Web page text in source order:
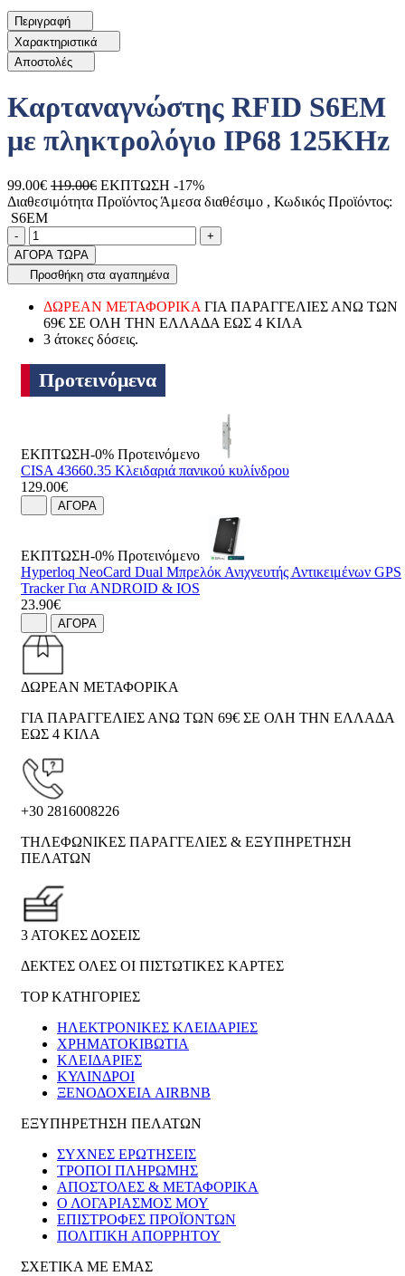
Περιγραφή
Χαρακτηριστικά
Αποστολές
Καρταναγνώστης RFID S6EM
με πληκτρολόγιο IP68 125KHz
99.00€ 119.00€ ΕΚΠΤΩΣΗ -17%
Διαθεσιμότητα Προϊόντος Άμεσα διαθέσιμο , Κωδικός Προϊόντος:
S6EM
Ποσότητα
-product.increase.quantity +
ΑΓΟΡΑ ΤΩΡΑ
Προσθήκη στα αγαπημένα
ΔΩΡΕΑΝ ΜΕΤΑΦΟΡΙΚΑ ΓΙΑ ΠΑΡΑΓΓΕΛΙΕΣ ΑΝΩ ΤΩΝ
69€ ΣΕ ΟΛΗ ΤΗΝ ΕΛΛΑΔΑ ΕΩΣ 4 ΚΙΛΑ
3 άτοκες δόσεις.
Προτεινόμενα
ΕΚΠΤΩΣΗ-0% Προτεινόμενο
CISA 43660.35 Κλειδαριά πανικού κυλίνδρου
129.00€
ΑΓΟΡΑ
ΕΚΠΤΩΣΗ-0% Προτεινόμενο
Hyperloq NeoCard Dual Μπρελόκ Ανιχνευτής Αντικειμένων GPS
Tracker Για ANDROID & IOS
23.90€
ΑΓΟΡΑ
ΔΩΡΕΑΝ ΜΕΤΑΦΟΡΙΚΑ
ΓΙΑ ΠΑΡΑΓΓΕΛΙΕΣ ΑΝΩ ΤΩΝ 69€ ΣΕ ΟΛΗ ΤΗΝ ΕΛΛΑΔΑ
ΕΩΣ 4 ΚΙΛΑ
+30 2816008226
ΤΗΛΕΦΩΝΙΚΕΣ ΠΑΡΑΓΓΕΛΙΕΣ & ΕΞΥΠΗΡΕΤΗΣΗ
ΠΕΛΑΤΩΝ
3 ΑΤΟΚΕΣ ΔΟΣΕΙΣ
ΔΕΚΤΕΣ ΟΛΕΣ ΟΙ ΠΙΣΤΩΤΙΚΕΣ ΚΑΡΤΕΣ
TOP ΚΑΤΗΓΟΡΙΕΣ
ΗΛΕΚΤΡΟΝΙΚΈΣ ΚΛΕΙΔΑΡΙΈΣ
ΧΡΗΜΑΤΟΚΙΒΏΤΙΑ
ΚΛΕΙΔΑΡΙΈΣ
ΚΎΛΙΝΔΡΟΙ
ΞΕΝΟΔΟΧΕΊΑ AIRBNB
ΕΞΥΠΗΡΕΤΗΣΗ ΠΕΛΑΤΩΝ
ΣΥΧΝΕΣ ΕΡΩΤΗΣΕΙΣ
ΤΡΟΠΟΙ ΠΛΗΡΩΜΗΣ
ΑΠΟΣΤΟΛΕΣ & ΜΕΤΑΦΟΡΙΚΑ
Ο ΛΟΓΑΡΙΑΣΜΟΣ ΜΟΥ
ΕΠΙΣΤΡΟΦΕΣ ΠΡΟΪΟΝΤΩΝ
ΠΟΛΙΤΙΚΗ ΑΠΟΡΡΗΤΟΥ
ΣΧΕΤΙΚΑ ΜΕ ΕΜΑΣ